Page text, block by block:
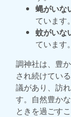
蝿がいな
ています。
蚊がいな
ています。
調神社は、豊
され続けてい
議があり、訪
す。自然豊か
ときを過ごす